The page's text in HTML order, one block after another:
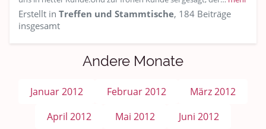
Erstellt in Treffen und Stammtische, 184 Beiträge
insgesamt
Andere Monate
Januar 2012 Februar 2012
März 2012
April 2012
Mai 2012
Juni 2012